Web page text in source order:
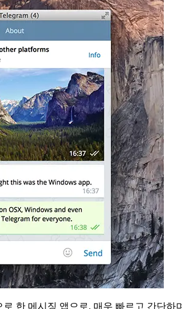
한 메시징 앱으로, 매우 빠르고 간단하